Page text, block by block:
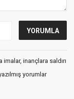
inançlara saldırı
yorumlar